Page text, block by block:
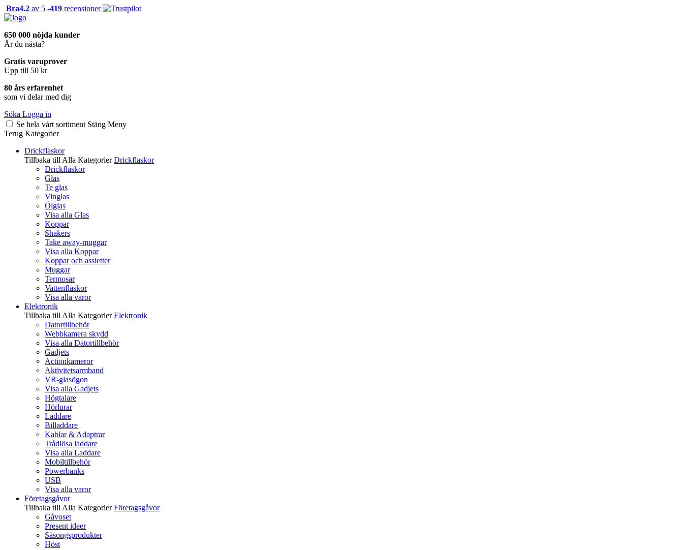
Bra4.2 av 5 -419 recensioner
650 000 nöjda kunder
Är du nästa?
Gratis varuprover
Upp till 50 kr
80 års erfarenhet
som vi delar med dig
Söka Logga in
Se hela vårt sortiment Stäng Meny
Terug Kategorier
Drickflaskor
Tillbaka till Alla Kategorier Drickflaskor
Drickflaskor
Glas
Te glas
Vinglas
Ölglas
Visa alla Glas
Koppar
Shakers
Take away-muggar
Visa alla Koppar
Koppar och assietter
Muggar
Termosar
Vattenflaskor
Visa alla varor
Elektronik
Tillbaka till Alla Kategorier Elektronik
Datortillbehör
Webbkamera skydd
Visa alla Datortillbehör
Gadjets
Actionkameror
Aktivitetsarmband
VR-glasögon
Visa alla Gadjets
Högtalare
Hörlurar
Laddare
Billaddare
Kablar & Adaptrar
Trådlösa laddare
Visa alla Laddare
Mobiltillbehör
Powerbanks
USB
Visa alla varor
Företagsgåvor
Tillbaka till Alla Kategorier Företagsgåvor
Gåvoset
Present ideer
Säsongsprodukter
Höst